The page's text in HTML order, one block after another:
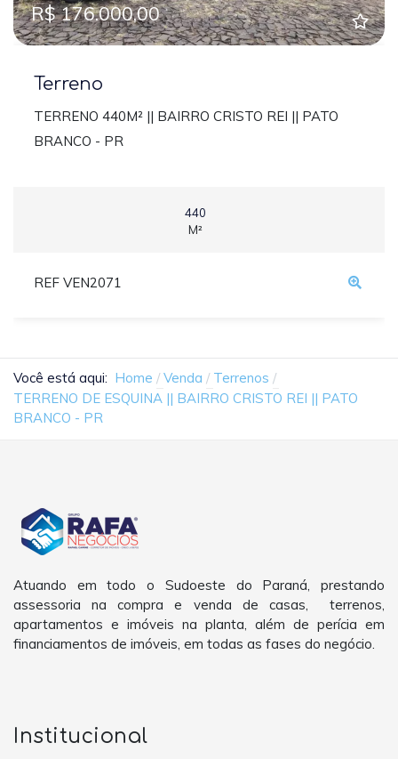
R$ 176.000,00
Terreno
TERRENO 440M² || BAIRRO CRISTO REI || PATO
BRANCO - PR
440
M²
REF VEN2071
Você está aqui: Home Venda
Terrenos
TERRENO DE ESQUINA || BAIRRO CRISTO REI || PATO
BRANCO - PR
Atuando em todo o Sudoeste do Paraná, prestando
assessoria na compra e venda de casas, terrenos,
apartamentos e imóveis na planta, além de perícia em
financiamentos de imóveis, em todas as fases do negócio.
Institucional